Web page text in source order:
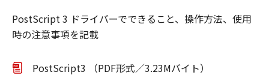
PostScript 3 ドライバーでできること、操作方法、使用
時の注意事項を記載
PostScript3 （PDF形式／3.23Mバイト）